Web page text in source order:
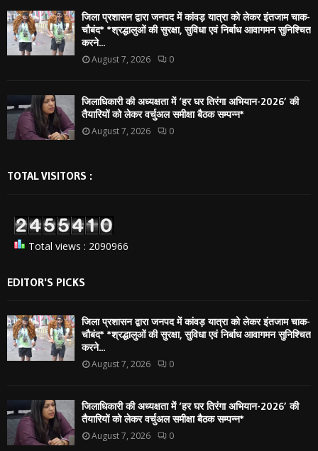
जिला प्रशासन द्वारा जनपद में कांवड़ यात्रा को लेकर इंतजाम चाक-
चौबंद* *श्रद्धालुओं की सुरक्षा, सुविधा एवं निर्बाध आवागमन सुनिश्चित
करने...
August 7, 2026 0
जिलाधिकारी की अध्यक्षता में ‘हर घर तिरंगा अभियान-2026’ की
तैयारियों को लेकर वर्चुअल समीक्षा बैठक सम्पन्न*
August 7, 2026 0
TOTAL VISITORS :
Total views : 2090966
EDITOR'S PICKS
जिला प्रशासन द्वारा जनपद में कांवड़ यात्रा को लेकर इंतजाम चाक-
चौबंद* *श्रद्धालुओं की सुरक्षा, सुविधा एवं निर्बाध आवागमन सुनिश्चित
करने...
August 7, 2026 0
जिलाधिकारी की अध्यक्षता में ‘हर घर तिरंगा अभियान-2026’ की
तैयारियों को लेकर वर्चुअल समीक्षा बैठक सम्पन्न*
August 7, 2026 0